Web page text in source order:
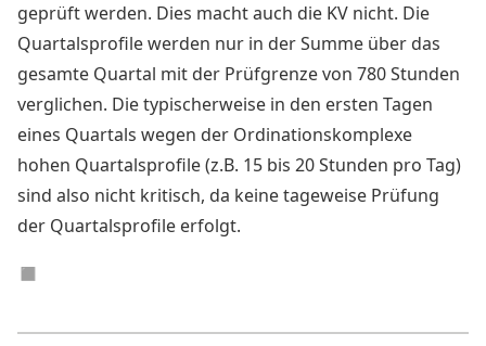
geprüft werden. Dies macht auch die KV nicht. Die
Quartalsprofile werden nur in der Summe über das
gesamte Quartal mit der Prüfgrenze von 780 Stunden
verglichen. Die typischerweise in den ersten Tagen
eines Quartals wegen der Ordinationskomplexe
hohen Quartalsprofile (z.B. 15 bis 20 Stunden pro Tag)
sind also nicht kritisch, da keine tageweise Prüfung
der Quartalsprofile erfolgt.
◼︎